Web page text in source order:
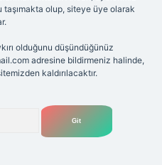
taşımakta olup, siteye üye olarak
olduğunu düşündüğünüz
adresine bildirmeniz halinde,
kaldırılacaktır.